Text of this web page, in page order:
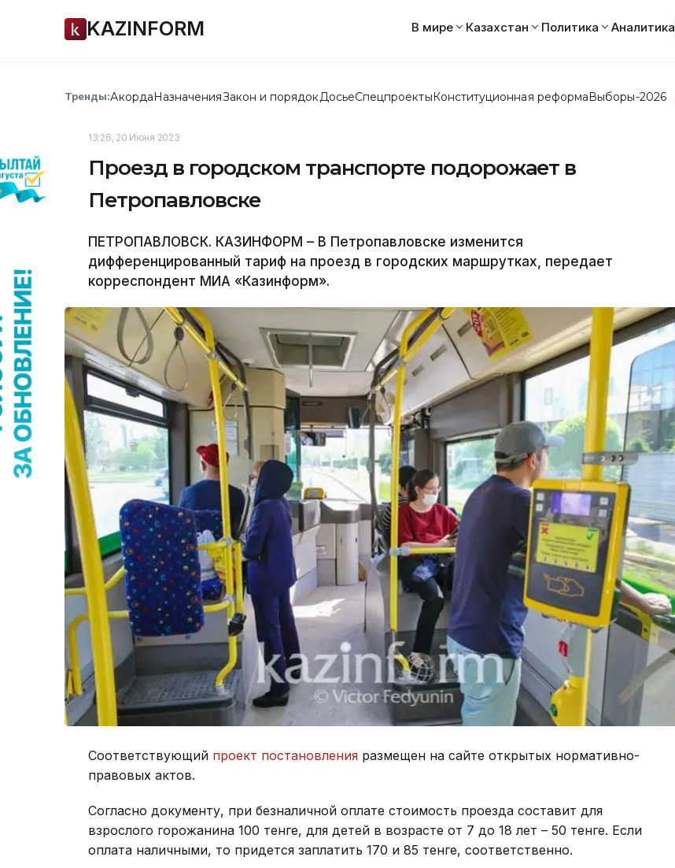
KAZINFORM В мире Казахстан Политика Аналитика
Тренды:АкордаНазначенияЗакон и порядок ДосьеСпецпроектыКонституционная реформаВыборы-2026
13:26, 20 Июня 2023
Проезд в городском транспорте подорожает в
Петропавловске
ПЕТРОПАВЛОВСК. КАЗИНФОРМ – В Петропавловске изменится
дифференцированный тариф на проезд в городских маршрутках, передает
корреспондент МИА «Казинформ».
Соответствующий проект постановления размещен на сайте открытых нормативно-
правовых актов.
Согласно документу, при безналичной оплате стоимость проезда составит для
взрослого горожанина 100 тенге, для детей в возрасте от 7 до 18 лет – 50 тенге. Если
оплата наличными, то придется заплатить 170 и 85 тенге, соответственно.